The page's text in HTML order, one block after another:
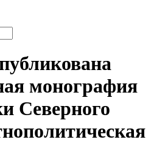
монография
Северного